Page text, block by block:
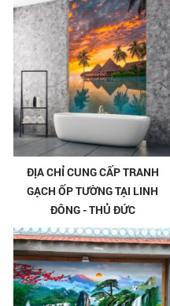
ĐỊA CHỈ CUNG CẤP TRANH
GẠCH ỐP TƯỜNG TẠI LINH
ĐÔNG - THỦ ĐỨC